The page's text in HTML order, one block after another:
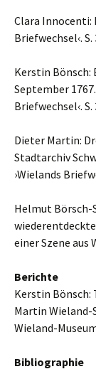
Clara Innocenti:
Briefwechsel‹. S.
Kerstin Bönsch:
September
Briefwechsel‹. S.
Dieter Martin:
Stadtarchiv
›Wielands
Helmut Börsch-
einer Szene aus
Berichte
Kerstin Bönsch:
Martin Wieland-
Wieland-
Bibliographie